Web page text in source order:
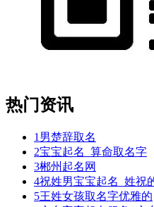
热门资讯
1 男楚辞取名
2宝宝起名_算命取名字
3郴州起名网
4祝姓男宝宝起名_姓祝
5王姓女孩取名字优雅的